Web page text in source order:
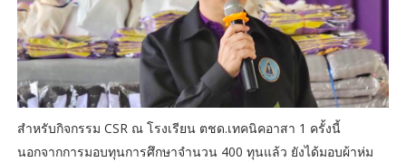
สำหรับกิจกรรม CSR ณ โรงเรียน ตชด.เทคนิคอาสา 1 ครั้งนี้
นอกจากการมอบทุนการศึกษาจำนวน 400 ทุนแล้ว ยังได้มอบผ้าห่ม